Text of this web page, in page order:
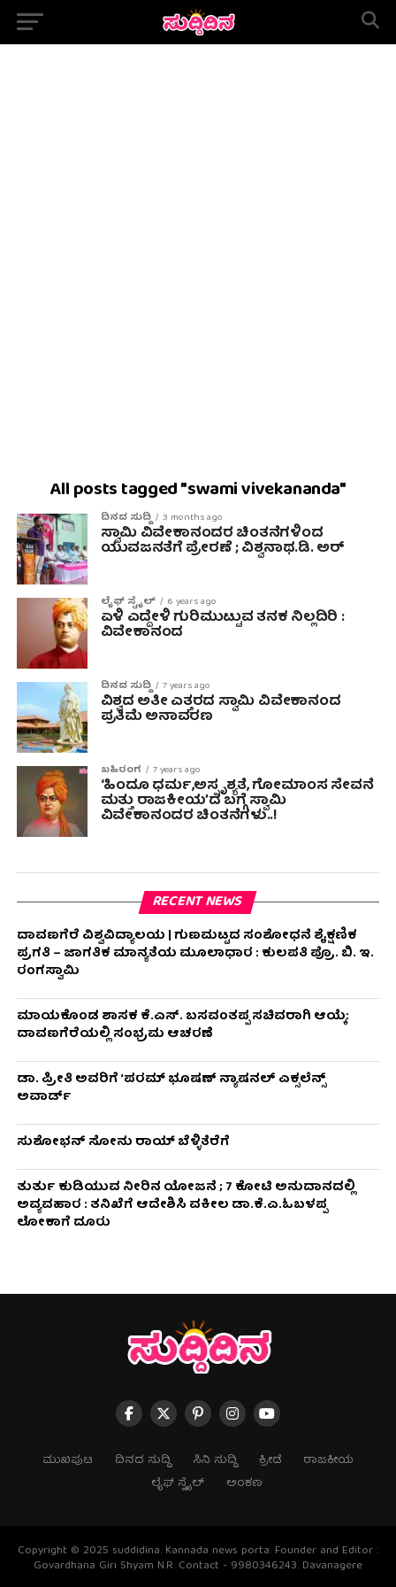
All posts tagged "swami vivekananda"
ದಿನದ ಸುದ್ದಿ 3 months ago
ಸ್ವಾಮಿ ವಿವೇಕಾನಂದರ ಚಿಂತನೆಗಳಿಂದ
ಯುವಜನತೆಗೆ ಪ್ರೇರಣೆ ; ವಿಶ್ವನಾಥ.ಡಿ. ಅರ್
ಲೈಫ್ ಸ್ಟೈಲ್ 6 years ago
ಏಳಿ ಎದ್ದೇಳಿ ಗುರಿಮುಟ್ಟುವ ತನಕ ನಿಲ್ಲದಿರಿ :
ವಿವೇಕಾನಂದ
ದಿನದ ಸುದ್ದಿ 7 years ago
ವಿಶ್ವದ ಅತೀ ಎತ್ತರದ ಸ್ವಾಮಿ ವಿವೇಕಾನಂದ
ಪ್ರತಿಮೆ ಅನಾವರಣ
ಬಹಿರಂಗ 7 years ago
‘ಹಿಂದೂ ಧರ್ಮ,ಅಸ್ಪೃಶ್ಯತೆ, ಗೋಮಾಂಸ ಸೇವನೆ
ಮತ್ತು ರಾಜಕೀಯ’ದ ಬಗ್ಗೆ ಸ್ವಾಮಿ
ವಿವೇಕಾನಂದರ ಚಿಂತನೆಗಳು..!
RECENT NEWS
ದಾವಣಗೆರೆ ವಿಶ್ವವಿದ್ಯಾಲಯ | ಗುಣಮಟ್ಟದ ಸಂಶೋಧನೆ ಶೈಕ್ಷಣಿಕ
ಪ್ರಗತಿ – ಜಾಗತಿಕ ಮಾನ್ಯತೆಯ ಮೂಲಾಧಾರ : ಕುಲಪತಿ ಪ್ರೊ. ಬಿ. ಇ.
ರಂಗಸ್ವಾಮಿ
ಮಾಯಕೊಂಡ ಶಾಸಕ ಕೆ.ಎಸ್. ಬಸವಂತಪ್ಪ ಸಚಿವರಾಗಿ ಆಯ್ಕೆ:
ದಾವಣಗೆರೆಯಲ್ಲಿ ಸಂಭ್ರಮ ಆಚರಣೆ
ಡಾ. ಪ್ರೀತಿ ಅವರಿಗೆ ‘ಪರಮ್ ಭೂಷಣ್ ನ್ಯಾಷನಲ್ ಎಕ್ಸಲೆನ್ಸ್
ಅವಾರ್ಡ್
ಸುಶೋಭನ್ ಸೋನು ರಾಯ್ ಬೆಳ್ಳಿತೆರೆಗೆ
ತುರ್ತು ಕುಡಿಯುವ ನೀರಿನ ಯೋಜನೆ ; 7 ಕೋಟಿ ಅನುದಾನದಲ್ಲಿ
ಅವ್ಯವಹಾರ : ತನಿಖೆಗೆ ಆದೇಶಿಸಿ ವಕೀಲ ಡಾ‌.ಕೆ.ಎ.ಓಬಳಪ್ಪ
ಲೋಕಾಗೆ ದೂರು
ಮುಖಪುಟ ದಿನದ ಸುದ್ದಿ ಸಿನಿ ಸುದ್ದಿ ಕ್ರೀಡೆ
ರಾಜಕೀಯ
ಲೈಫ್ ಸ್ಟೈಲ್
ಅಂಕಣ
Copyright © 2025 suddidina. Kannada news porta. Founder and Editor :
Govardhana Giri Shyam N.R. Contact - 9980346243. Davanagere